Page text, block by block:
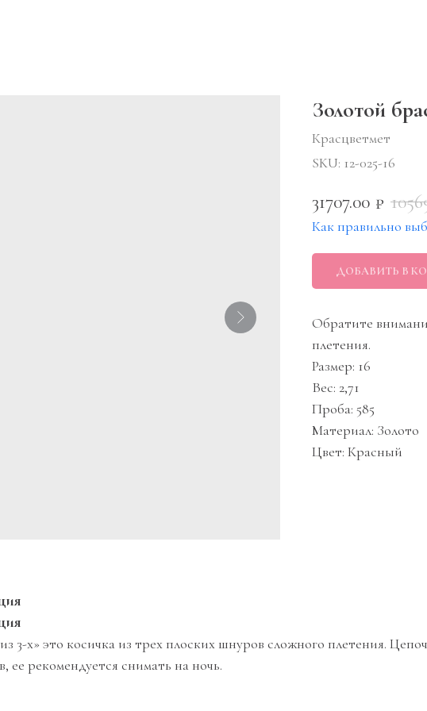
Золотой
Красцветмет
SKU: 12-025-16
31707.00 ₽
Как правильно
ДОБАВИТЬ В
Обратите
плетения.
Размер: 16
Вес: 2,71
Проба: 585
Материал: Золото
Цвет: Красный
3-х» это косичка из трех плоских шнуров сложного плетения.
ее рекомендуется снимать на ночь.